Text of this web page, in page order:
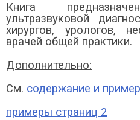
Книга
ультразвуковой
хирургов, урологов,
врачей общей практики.
Дополнительно:
См. содержание и
примеры страниц 2